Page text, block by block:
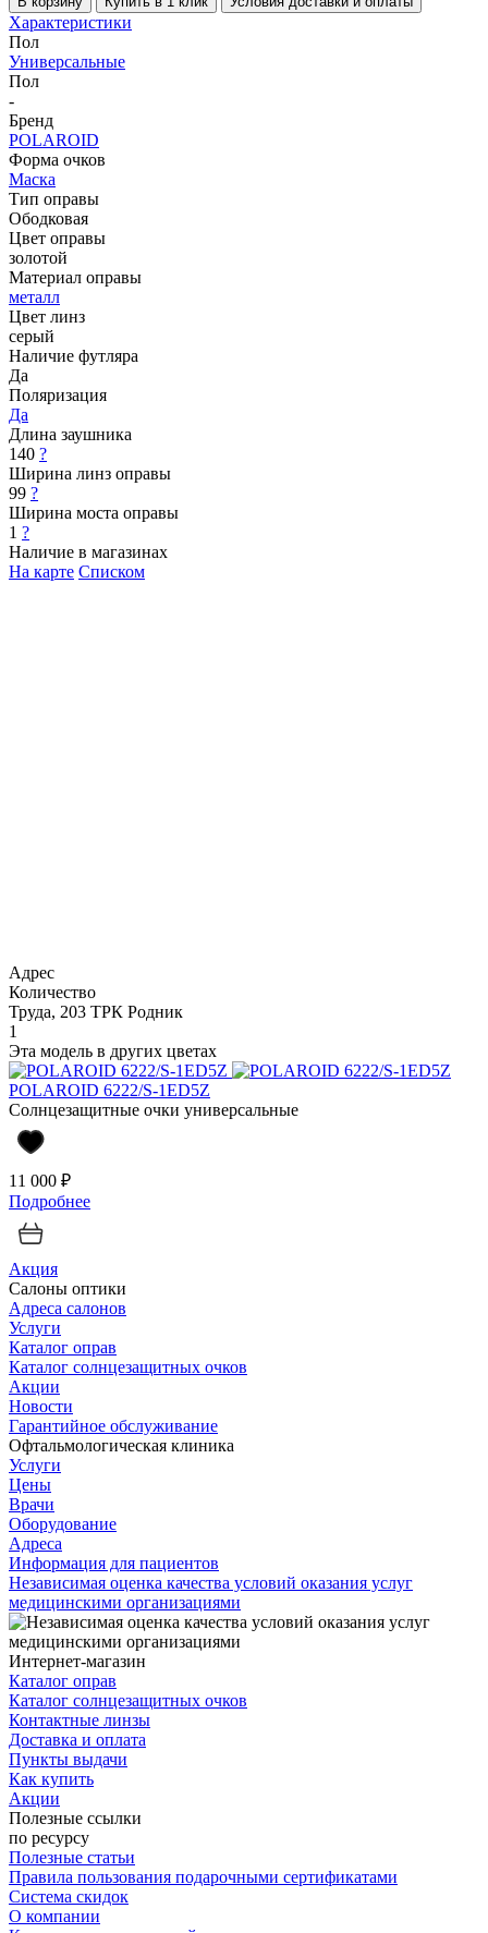
Характеристики
Пол
Универсальные
Пол
-
Бренд
POLAROID
Форма очков
Маска
Тип оправы
Ободковая
Цвет оправы
золотой
Материал оправы
металл
Цвет линз
серый
Наличие футляра
Да
Поляризация
Да
Длина заушника
140 ?
Ширина линз оправы
99 ?
Ширина моста оправы
1 ?
Наличие в магазинах
На карте Списком
Адрес
Количество
Труда, 203 ТРК Родник
1
Эта модель в других цветах
POLAROID 6222/S-1ED5Z
Солнцезащитные очки универсальные
11 000 ₽
Подробнее
Акция
Салоны оптики
Адреса салонов
Услуги
Каталог оправ
Каталог солнцезащитных очков
Акции
Новости
Гарантийное обслуживание
Офтальмологическая клиника
Услуги
Цены
Врачи
Оборудование
Адреса
Информация для пациентов
Независимая оценка качества условий оказания услуг
медицинскими организациями
Интернет-магазин
Каталог оправ
Каталог солнцезащитных очков
Контактные линзы
Доставка и оплата
Пункты выдачи
Как купить
Акции
Полезные ссылки
по ресурсу
Полезные статьи
Правила пользования подарочными сертификатами
Система скидок
О компании